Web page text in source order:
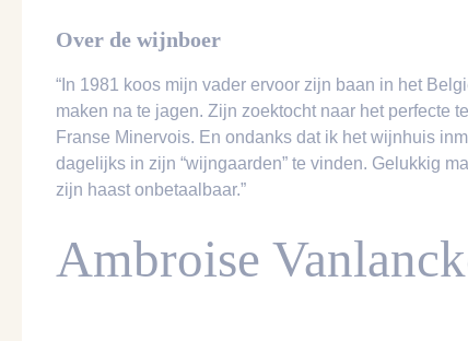
Over de wijnboer
“In 1981 koos mijn vader ervoor zijn baan in het
maken na te jagen. Zijn zoektocht naar het perfecte
Franse Minervois. En ondanks dat ik het wijnhuis
dagelijks in zijn “wijngaarden” te vinden. Gelukkig
zijn haast onbetaalbaar.”
Ambroise